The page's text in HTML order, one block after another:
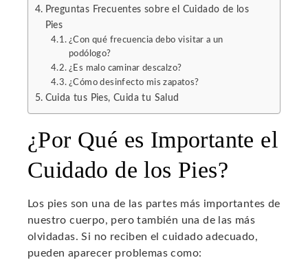
Preguntas Frecuentes sobre el Cuidado de los
Pies
¿Con qué frecuencia debo visitar a un
podólogo?
¿Es malo caminar descalzo?
¿Cómo desinfecto mis zapatos?
Cuida tus Pies, Cuida tu Salud
¿Por Qué es Importante el
Cuidado de los Pies?
Los pies son una de las partes más importantes de
nuestro cuerpo, pero también una de las más
olvidadas. Si no reciben el cuidado adecuado,
pueden aparecer problemas como: